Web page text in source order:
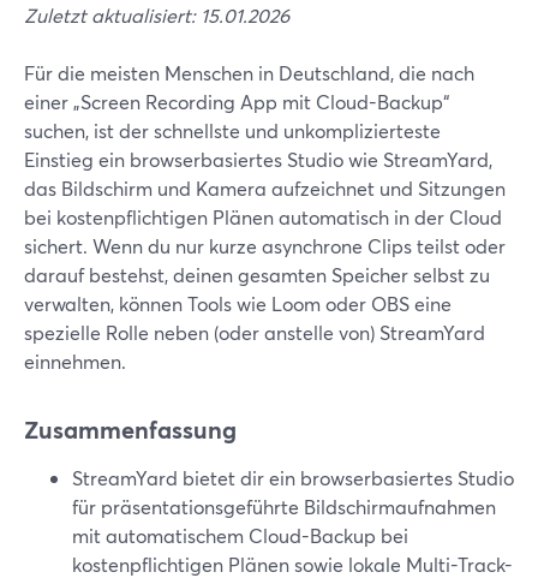
Zuletzt aktualisiert: 15.01.2026
Für die meisten Menschen in Deutschland, die nach
einer „Screen Recording App mit Cloud-Backup“
suchen, ist der schnellste und unkomplizierteste
Einstieg ein browserbasiertes Studio wie StreamYard,
das Bildschirm und Kamera aufzeichnet und Sitzungen
bei kostenpflichtigen Plänen automatisch in der Cloud
sichert. Wenn du nur kurze asynchrone Clips teilst oder
darauf bestehst, deinen gesamten Speicher selbst zu
verwalten, können Tools wie Loom oder OBS eine
spezielle Rolle neben (oder anstelle von) StreamYard
einnehmen.
Zusammenfassung
StreamYard bietet dir ein browserbasiertes Studio
für präsentationsgeführte Bildschirmaufnahmen
mit automatischem Cloud-Backup bei
kostenpflichtigen Plänen sowie lokale Multi-Track-